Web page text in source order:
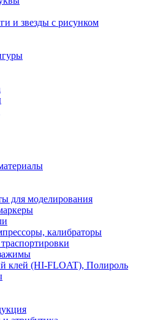
и звезды с рисунком
для моделирования
калибраторы
клей (HI-FLOAT), Полироль